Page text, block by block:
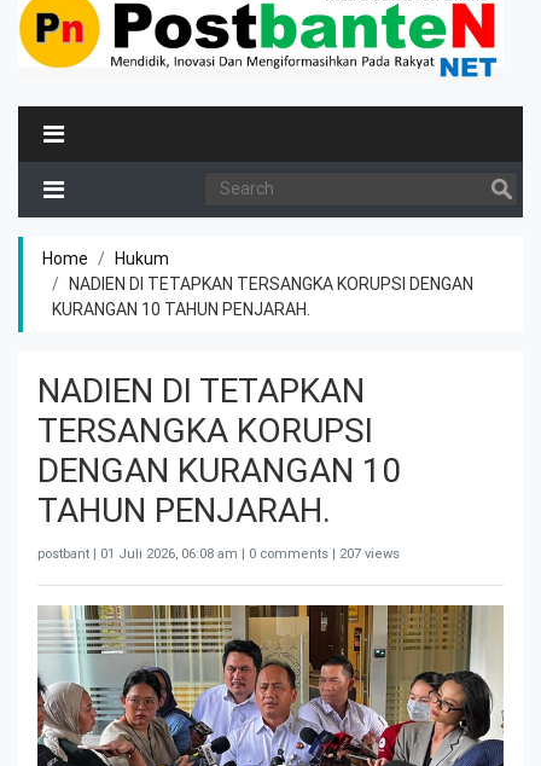
Home
Hukum
NADIEN DI TETAPKAN TERSANGKA KORUPSI DENGAN
KURANGAN 10 TAHUN PENJARAH.
NADIEN DI TETAPKAN
TERSANGKA KORUPSI
DENGAN KURANGAN 10
TAHUN PENJARAH.
postbant | 01 Juli 2026, 06:08 am | 0 comments | 207 views